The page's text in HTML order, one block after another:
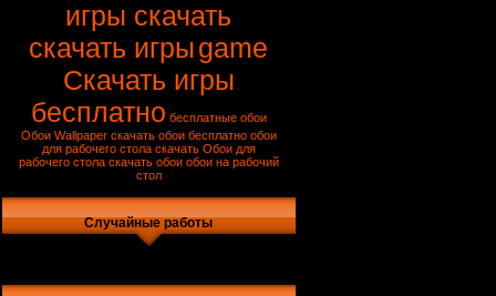
игры скачать
скачать игрыgame
Скачать игры
бесплатно бесплатные обои
Обои Wallpaper скачать обои бесплатно обои
для рабочего стола скачать Обои для
рабочего стола скачать обои обои на рабочий
стол
Случайные работы